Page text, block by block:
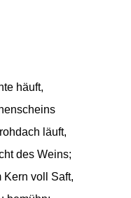
häuft,
läuft,
des Weins;
Kern voll Saft,